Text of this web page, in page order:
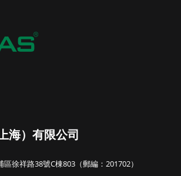
海）有限公司
徐祥路38號C棟803（郵編：201702）